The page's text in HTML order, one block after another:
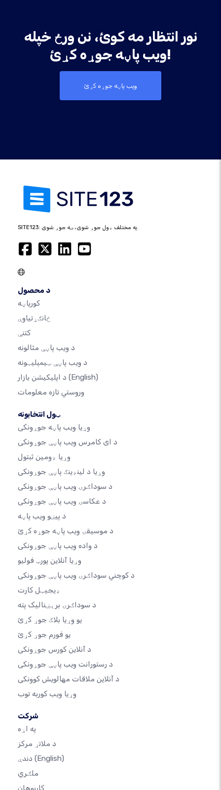
نور انتظار مه کوئ، نن ورځ خپله
ویب پاڼه جوړه کړئ!
ویب پاڼه جوړه کړئ
SITE123: په مختلف ډول جوړ شوی، ښه جوړ شوی.
د محصول
کورپاڼه
ځانګړتیاوې
کتنې
د ویب پاڼې مثالونه
د ویب پاڼې ټیمپلیټونه
(English)
وروستي تازه معلومات
ټول انتخابونه
وړیا ویب پاڼه جوړونکی
د ای کامرس ویب پاڼې جوړونکی
وړیا ډومین ثبتول
وړیا د لینډینګ پاڼې جوړونکی
د سوداګرۍ ویب پاڼې جوړونکی
د عکاسۍ ویب پاڼې جوړونکی
د پیښو ویب پاڼه
د موسیقۍ ویب پاڼه جوړه کړئ
د واده ویب پاڼې جوړونکی
وړیا آنلاین پورټ فولیو
د کوچني سوداګرۍ ویب پاڼې جوړونکی
ډیجیټل کارت
د سوداګرۍ برېښنالیک پته
یو وړیا بلاګ جوړ کړئ
یو فورم جوړ کړئ
د آنلاین کورس جوړونکی
د رستورانت ویب پاڼې جوړونکی
د آنلاین ملاقات مهالویش کوونکی
وړیا ویب کوربه توب
شرکت
په اړه
د ملاتړ مرکز
(English)
ملګري
کارپوهان